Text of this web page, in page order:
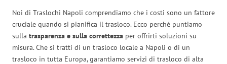
Noi di Traslochi Napoli comprendiamo che i costi sono un fattore
cruciale quando si pianifica il trasloco. Ecco perché puntiamo
sulla trasparenza e sulla correttezza per offrirti soluzioni su
misura. Che si tratti di un trasloco locale a Napoli o di un
trasloco in tutta Europa, garantiamo servizi di trasloco di alta